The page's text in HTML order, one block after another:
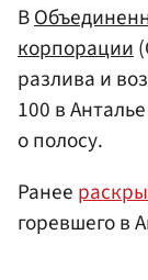
В
корпорации
разлива и
100 в
о полосу.
Ранее
горевшего в